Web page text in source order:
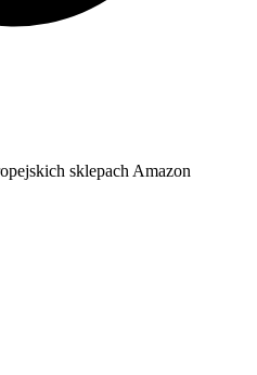
sklepach Amazon